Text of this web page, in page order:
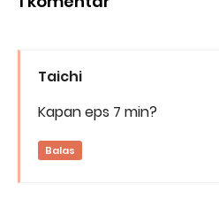
Taichi
Kapan eps 7 min?
Balas